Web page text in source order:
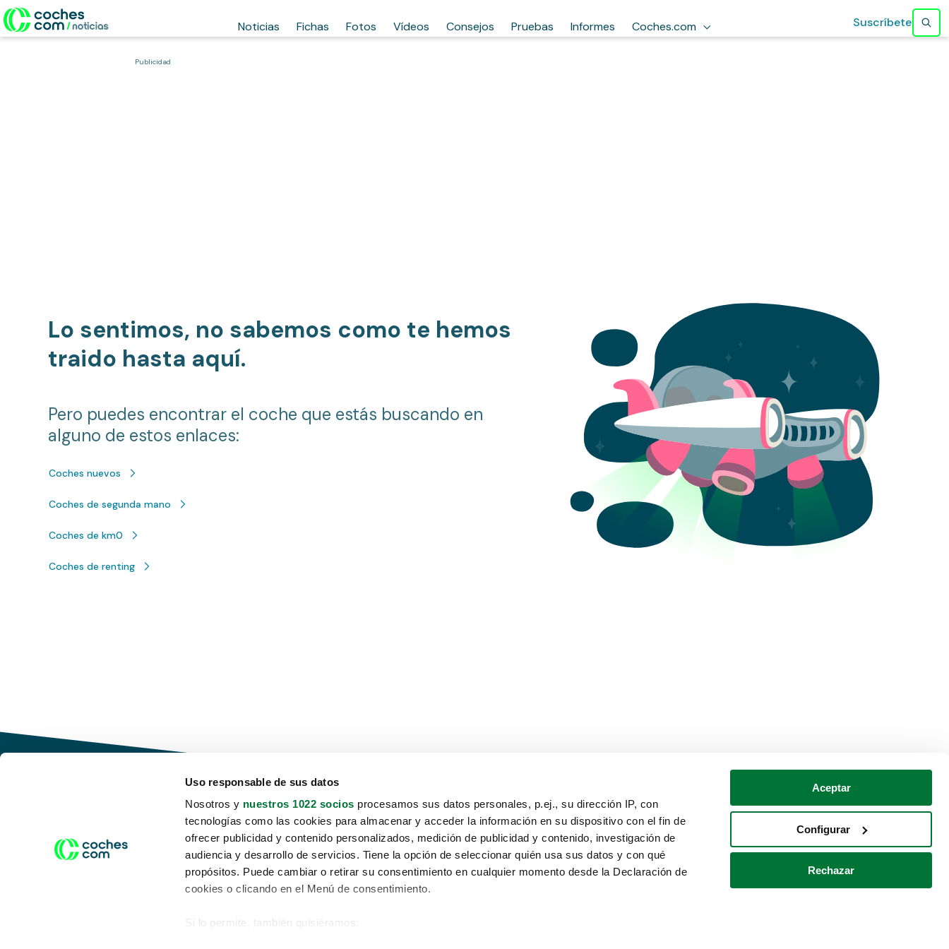
Uso responsable de sus datos
Nosotros y nuestros 1022 socios procesamos sus datos personales, p.ej., su dirección IP, con
tecnologías como las cookies para almacenar y acceder la información en su dispositivo con el fin de
ofrecer publicidad y contenido personalizados, medición de publicidad y contenido, investigación de
audiencia y desarrollo de servicios. Tiene la opción de seleccionar quién usa sus datos y con qué
propósitos. Puede cambiar o retirar su consentimiento en cualquier momento desde la Declaración de
cookies o clicando en el Menú de consentimiento.
Si lo permite, también quisiéramos:
Aceptar
Configurar
Rechazar
Noticias Fichas Fotos Vídeos Consejos Pruebas Informes Coches.com Suscríbete
Publicidad
Lo sentimos, no sabemos como te hemos
traido hasta aquí.
Pero puedes encontrar el coche que estás buscando en
alguno de estos enlaces:
Coches nuevos
Coches de segunda mano
Coches de km0
Coches de renting
Conduce tu futuro,
desata tu movilidad